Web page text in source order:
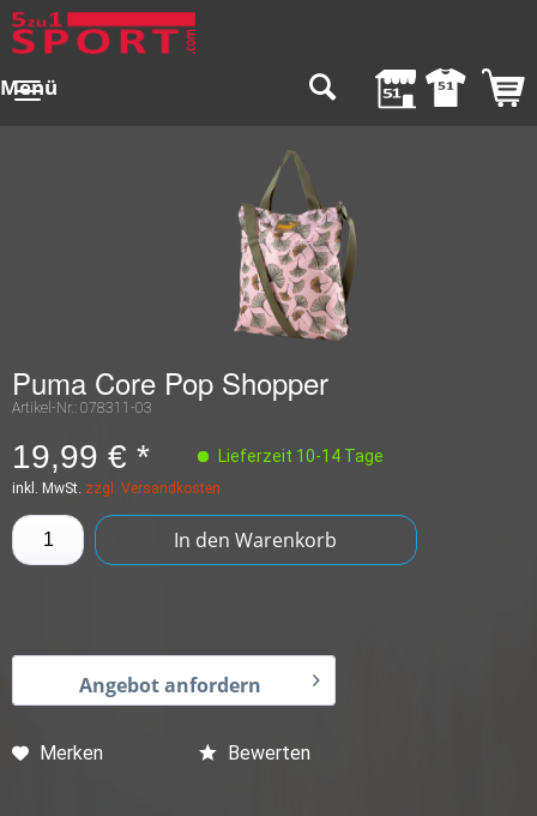
Menü
Puma Core Pop Shopper
Artikel-Nr.: 078311-03
19,99 € * Lieferzeit 10-14 Tage
inkl. MwSt. zzgl. Versandkosten
In den Warenkorb
Angebot anfordern
Merken Bewerten